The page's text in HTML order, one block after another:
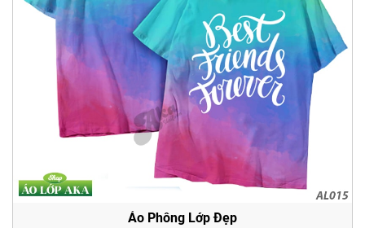
Áo Phông Lớp Đẹp